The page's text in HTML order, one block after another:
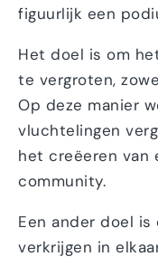
figuurlijk een
Het doel is om
te vergroten,
Op deze manier
vluchtelingen
het creëeren van
community.
Een ander doel
verkrijgen in